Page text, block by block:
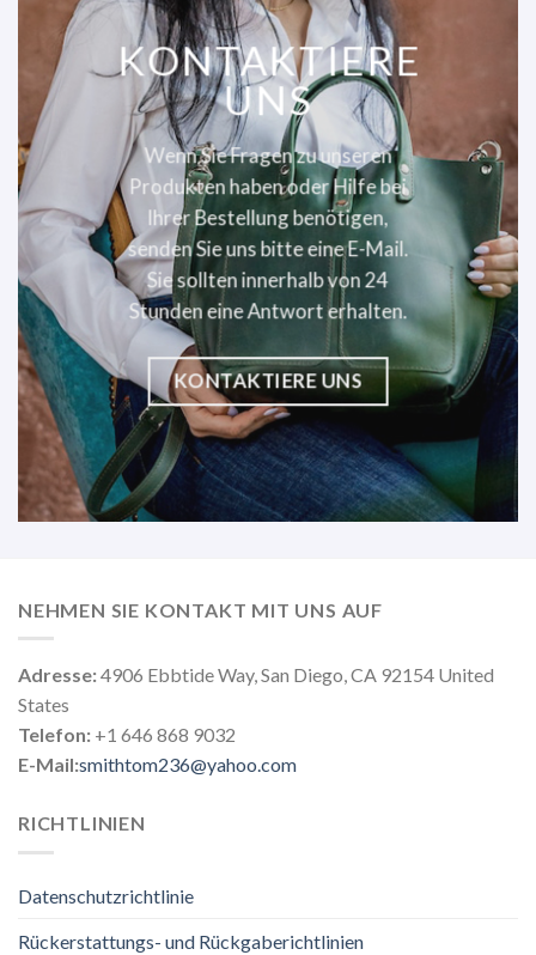
KONTAKTIERE
UNS
Wenn Sie Fragen zu unseren
Produkten haben oder Hilfe bei
Ihrer Bestellung benötigen,
senden Sie uns bitte eine E-Mail.
Sie sollten innerhalb von 24
Stunden eine Antwort erhalten.
KONTAKTIERE UNS
NEHMEN SIE KONTAKT MIT UNS AUF
Adresse:4906 Ebbtide Way, San Diego, CA 92154 United
States
Telefon: +1 646 868 9032
E-Mail:smithtom236@yahoo.com
RICHTLINIEN
Datenschutzrichtlinie
Rückerstattungs- und Rückgaberichtlinien